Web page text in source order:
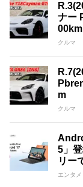
ナー
00km
クルマ
m
クルマ
5」
リー
エンタメ